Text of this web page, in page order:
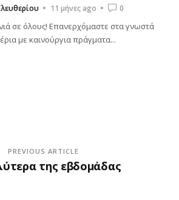
11 μήνες ago 0
σε όλους! Επανερχόμαστε στα γνωστά
με καινούργια πράγματα...
PREVIOUS ARTICLE
της εβδομάδας